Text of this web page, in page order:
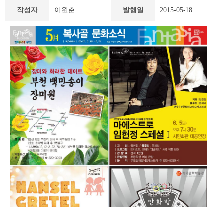
&
화
부
천
라
이
프
상
세
조
회
테
이
블
작성자 이원춘 발행일 2015-05-18